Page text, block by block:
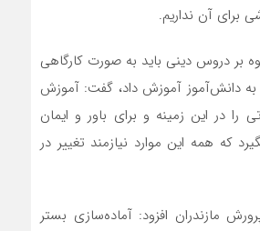
برای آن نداریم.
بر دروس دینی باید به صورت کارگاهی
به دانش‌آموز آموزش داد، گفت: آموزش
را در این زمینه و برای باور و ایمان
که همه این موارد نیازمند تغییر در
مازندران افزود: آماده‌سازی بستر